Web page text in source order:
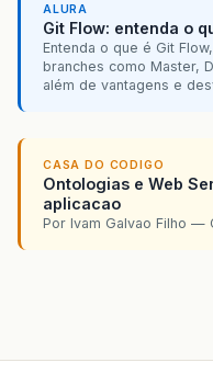
ALURA
Git Flow: entenda o
Entenda o que é Git
branches como Master,
além de vantagens e
CASA DO CODIGO
Ontologias e Web
aplicacao
Por Ivam Galvao Filho —